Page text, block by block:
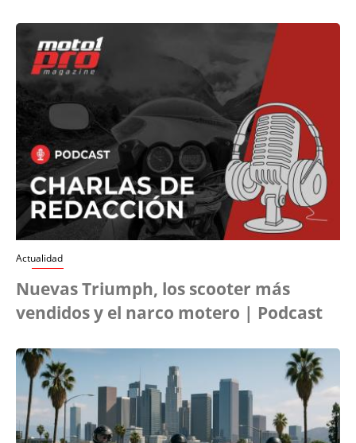
Actualidad
Nuevas Triumph, los scooter más
vendidos y el narco motero | Podcast